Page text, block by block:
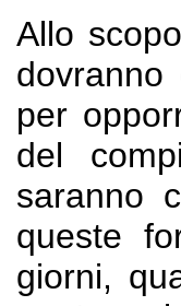
Allo
per
del
saranno
queste
giorni,